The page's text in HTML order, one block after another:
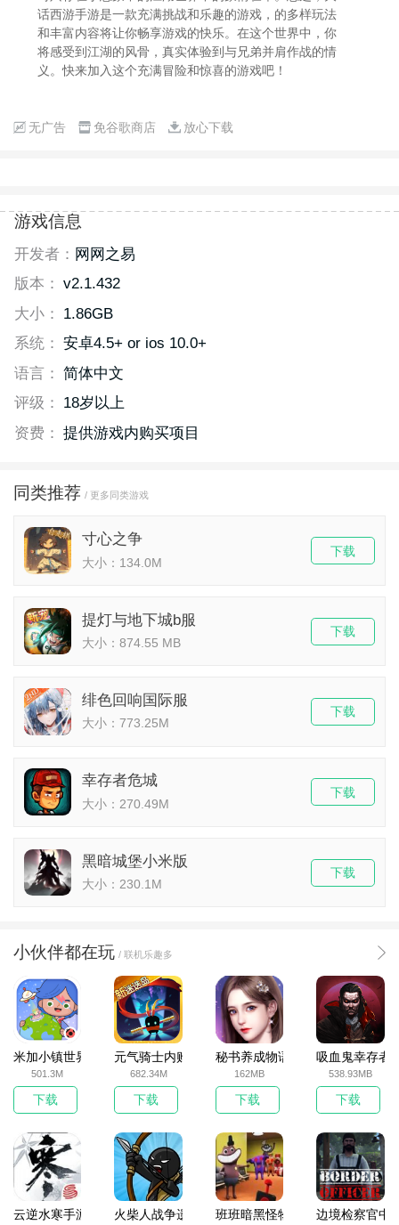
话西游手游是一款充满挑战和乐趣的游戏，的多样玩法
和丰富内容将让你畅享游戏的快乐。在这个世界中，你
将感受到江湖的风骨，真实体验到与兄弟并肩作战的情
义。快来加入这个充满冒险和惊喜的游戏吧！
无广告 免谷歌商店 放心下载
游戏信息
开发者： 网网之易
版本： v2.1.432
大小：
1.86GB
系统： 安卓4.5+ or ios 10.0+
语言： 简体中文
评级：
18岁以上
资费： 提供游戏内购买项目
同类推荐 / 更多同类游戏
寸心之争
大小：134.0M
下载
提灯与地下城b服
大小：874.55 MB
下载
绯色回响国际服
大小：773.25M
下载
幸存者危城
大小：270.49M
下载
黑暗城堡小米版
大小：230.1M
下载
小伙伴都在玩 / 联机乐趣多
米加小镇世界2025官方版
501.3M
下载
元气骑士内购破解版
682.34M
下载
秘书养成物语
162MB
下载
吸血鬼幸存者
538.93MB
下载
云逆水寒手游 火柴人战争遗产无敌版班班暗黑怪物生存挑战5边境检察官中